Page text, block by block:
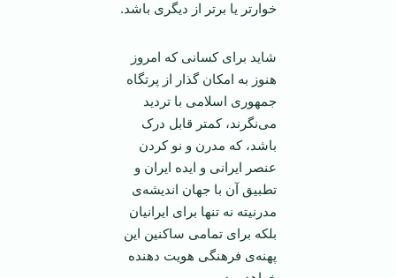
خوارتر یا برتر از دیگری باشد.
شاید برای کسانی که امروز
هنوز به امکان گذار از پرتگاه
جمهوری اسلامی ‌با تردید
می‌نگرند، کمتر قابل درک
باشد، که مدرن و نو کردن
عنصر ایرانی و ایده ایران و
تطبیق آن با جهان اندیشه‌ی
مدرنیته نه تنها برای ایرانیان
بلکه برای تمامی ‌ساکنین این
پهنه‌ی فرهنگی هویت دهنده